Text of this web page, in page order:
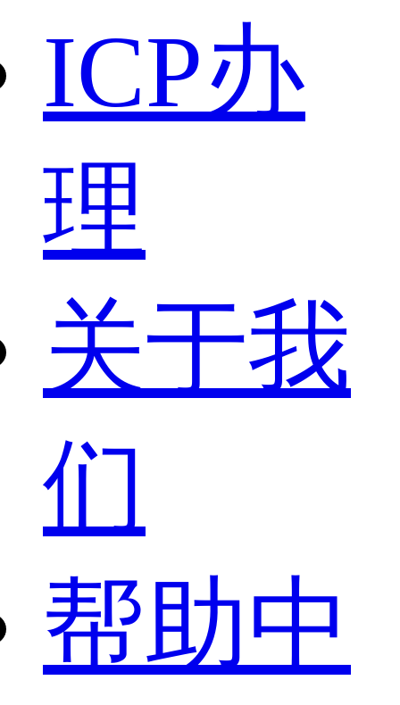
ICP办
理
关于我
们
帮助中